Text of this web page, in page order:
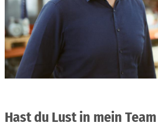
Hast du Lust in mein